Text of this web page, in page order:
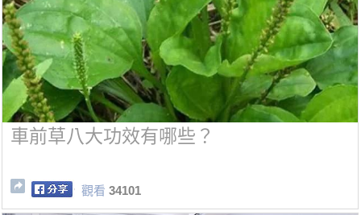
車前草八大功效有哪些？
觀看 34101